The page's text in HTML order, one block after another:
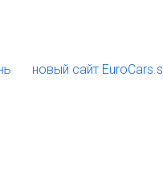
новый сайт EuroCars.su •